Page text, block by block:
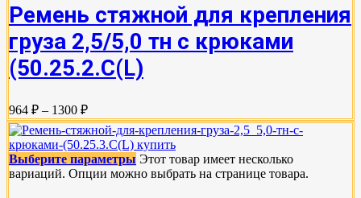
Ремень стяжной для крепления
груза 2,5/5,0 тн с крюками
(50.25.2.C(L)
964 ₽ – 1300 ₽
Выберите параметры Этот товар имеет несколько
вариаций. Опции можно выбрать на странице товара.